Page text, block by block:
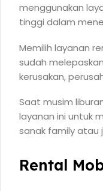
menggunakan
tinggi dalam
Memilih layanan
sudah
kerusakan,
Saat musim
layanan ini untuk
sanak family atau
Rental